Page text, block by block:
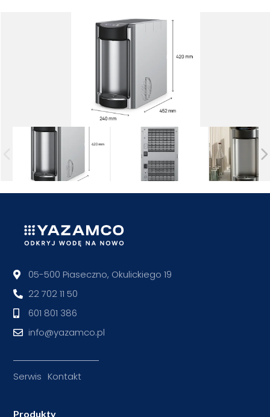
05-500 Piaseczno, Okulickiego 19
22 702 11 50
601 801 386
info@yazamco.pl
Serwis Kontakt
Produkty